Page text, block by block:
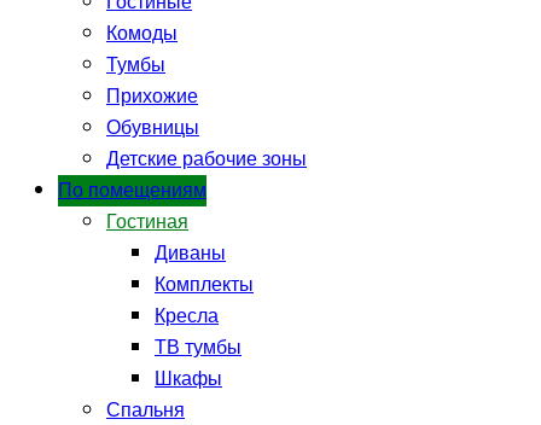
Комоды
Тумбы
Прихожие
Обувницы
Детские рабочие зоны
По помещениям
Гостиная
Диваны
Комплекты
Кресла
ТВ тумбы
Шкафы
Спальня